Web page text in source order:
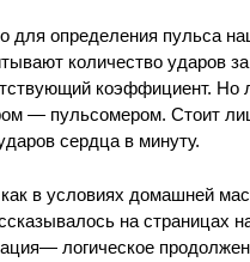
для определения пульса
количество ударов
коэффициент. Но
— пульсомером. Стоит
сердца в минуту.
в условиях домашней
на страницах
логическое